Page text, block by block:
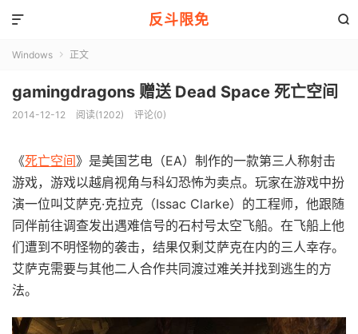
反斗限免 

Windows  正文
gamingdragons 赠送 Dead Space 死亡空间
2014-12-12 阅读(1202) 评论(0)
《死亡空间》是美国艺电（EA）制作的一款第三人称射击
游戏，游戏以越肩视角与科幻恐怖为卖点。玩家在游戏中扮
演一位叫艾萨克·克拉克（Issac Clarke）的工程师，他跟随
同伴前往调查发出遇难信号的石村号太空飞船。在飞船上他
们遭到不明怪物的袭击，结果仅剩艾萨克在内的三人幸存。
艾萨克需要与其他二人合作共同渡过难关并找到逃生的方
法。